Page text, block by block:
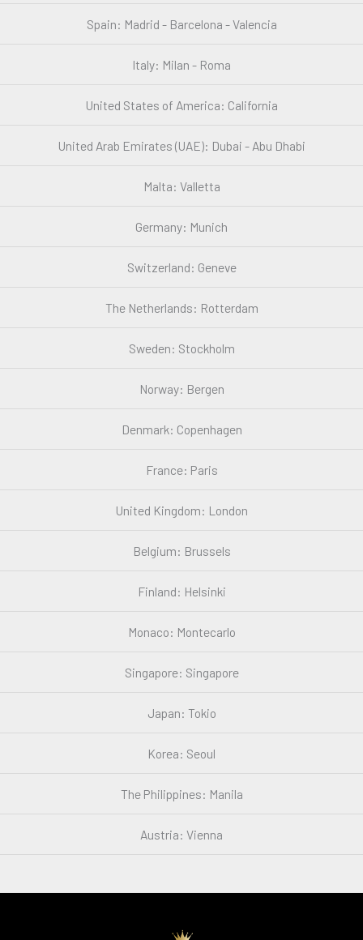
Spain: Madrid - Barcelona - Valencia
Italy: Milan - Roma
United States of America: California
United Arab Emirates (UAE): Dubai - Abu Dhabi
Malta: Valletta
Germany: Munich
Switzerland: Geneve
The Netherlands: Rotterdam
Sweden: Stockholm
Norway: Bergen
Denmark: Copenhagen
France: Paris
United Kingdom: London
Belgium: Brussels
Finland: Helsinki
Monaco: Montecarlo
Singapore: Singapore
Japan: Tokio
Korea: Seoul
The Philippines: Manila
Austria: Vienna